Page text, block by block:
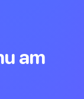
am